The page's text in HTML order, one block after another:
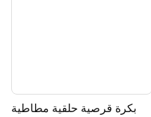
بكرة قرصية حلقية مطاطية